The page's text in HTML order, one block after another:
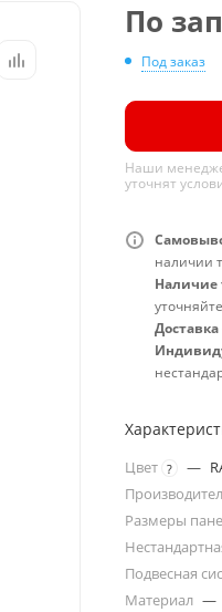
По
Под заказ
Наши
уточнят
наличии
Наличие
Доставка
Цвет ? —
Размеры
Подвесная
Материал —